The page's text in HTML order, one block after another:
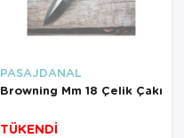
PASAJDANAL
Browning Mm 18 Çelik Çakı
TÜKENDİ